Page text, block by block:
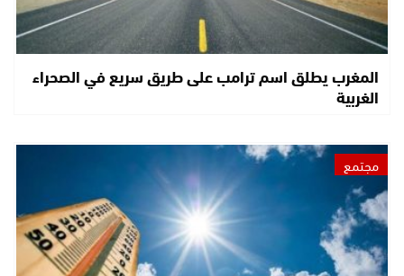
المغرب يطلق اسم ترامب على طريق سريع في الصحراء
الغربية
مجتمع